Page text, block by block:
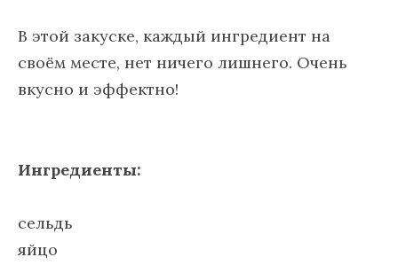
В этой закуске, каждый ингредиент на
своём месте, нет ничего лишнего. Очень
вкусно и эффектно!
Ингредиенты:
сельдь
яйцо